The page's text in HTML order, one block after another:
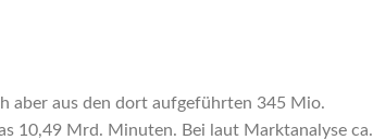
aber aus den dort aufgeführten 345 Mio.
10,49 Mrd. Minuten. Bei laut Marktanalyse ca.